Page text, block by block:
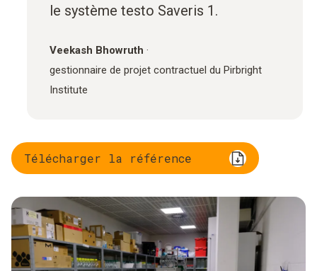
le système testo Saveris 1.
Veekash Bhowruth ·
gestionnaire de projet contractuel du Pirbright
Institute
Télécharger la référence